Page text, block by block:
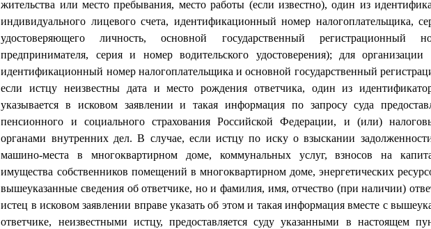
жительства или место пребывания, место работы (если известно), один из
индивидуального лицевого счета, идентификационный номер налогоплательщика,
удостоверяющего личность, основной государственный регистрационный
предпринимателя, серия и номер водительского удостоверения); для
идентификационный номер налогоплательщика и основной государственный
если истцу неизвестны дата и место рождения ответчика, один из
указывается в исковом заявлении и такая информация по запросу суда
пенсионного и социального страхования Российской Федерации, и (или)
органами внутренних дел. В случае, если истцу по иску о взыскании
машино-места в многоквартирном доме, коммунальных услуг, взносов на
имущества собственников помещений в многоквартирном доме, энергетических
вышеуказанные сведения об ответчике, но и фамилия, имя, отчество (при наличии)
истец в исковом заявлении вправе указать об этом и такая информация вместе с
ответчике, неизвестными истцу, предоставляется суду указанными в настоящем